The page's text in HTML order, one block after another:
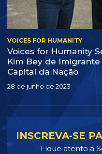
VOICES FOR HUMANITY
Voices for Humanity
Kim Bey de
Capital da Nação
28 de junho de 2023
INSCREVA‑SE
Fique atento à